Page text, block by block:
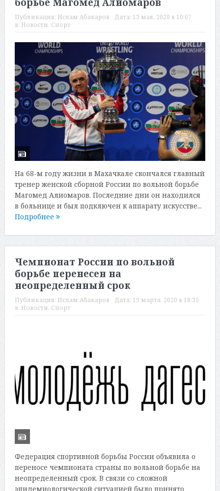
борьбе Магомед Алиомаров
Публикация: Ислам Абакаров Дата: 13 мая, 2020 в 10:07
в: Новости, Спорт
На 68-м году жизни в Махачкале скончался главный
тренер женской сборной России по вольной борьбе
Магомед Алиомаров. Последние дни он находился
в больнице и был подключен к аппарату искусстве...
Подробнее
Чемпионат России по вольной
борьбе перенесен на
неопределенный срок
Публикация: Ислам Абакаров Дата: 19 марта, 2020 в 18:35
в: Новости, Спорт
Федерация спортивной борьбы России объявила о
переносе чемпионата страны по вольной борьбе на
неопределенный срок. В связи со сложной
эпидемиологической ситуацией было принято